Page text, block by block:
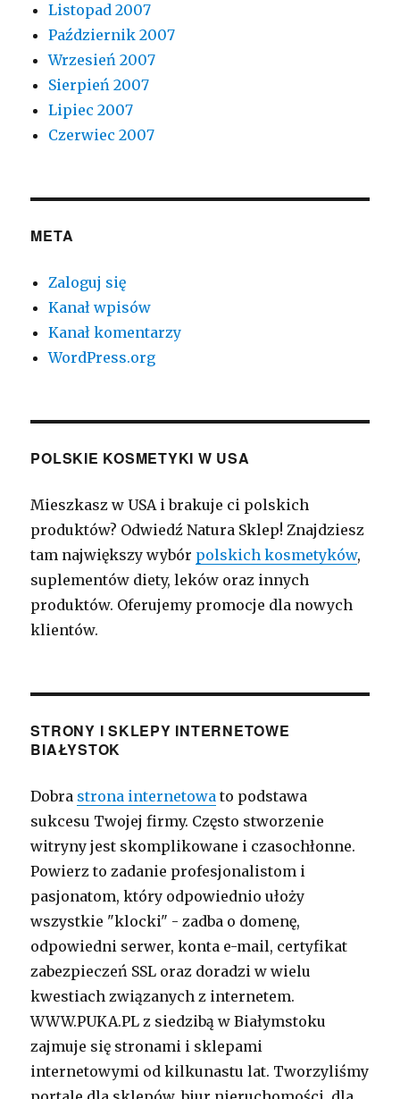
Listopad 2007
Październik 2007
Wrzesień 2007
Sierpień 2007
Lipiec 2007
Czerwiec 2007
META
Zaloguj się
Kanał wpisów
Kanał komentarzy
WordPress.org
POLSKIE KOSMETYKI W USA
Mieszkasz w USA i brakuje ci polskich
produktów? Odwiedź Natura Sklep! Znajdziesz
tam największy wybór polskich kosmetyków,
suplementów diety, leków oraz innych
produktów. Oferujemy promocje dla nowych
klientów.
STRONY I SKLEPY INTERNETOWE
BIAŁYSTOK
Dobra strona internetowa to podstawa
sukcesu Twojej firmy. Często stworzenie
witryny jest skomplikowane i czasochłonne.
Powierz to zadanie profesjonalistom i
pasjonatom, który odpowiednio ułoży
wszystkie "klocki" - zadba o domenę,
odpowiedni serwer, konta e-mail, certyfikat
zabezpieczeń SSL oraz doradzi w wielu
kwestiach związanych z internetem.
WWW.PUKA.PL z siedzibą w Białymstoku
zajmuje się stronami i sklepami
internetowymi od kilkunastu lat. Tworzyliśmy